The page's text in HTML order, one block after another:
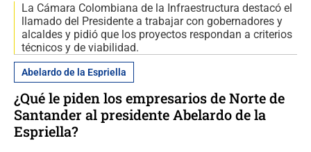
La Cámara Colombiana de la Infraestructura destacó el
llamado del Presidente a trabajar con gobernadores y
alcaldes y pidió que los proyectos respondan a criterios
técnicos y de viabilidad.
Abelardo de la Espriella
¿Qué le piden los empresarios de Norte de
Santander al presidente Abelardo de la
Espriella?